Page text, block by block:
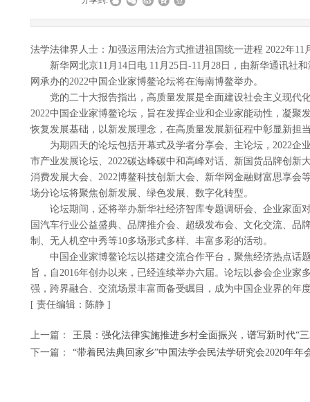
法学法律界人士：加强运用法治方式推进祖国统一进程 2022年
新华网北京11月14日电 11月25日-11月28日，由新华通讯社
网承办的2022中国企业家博鳌论坛将在海南博鳌举办。
党的二十大报告指出，高质量发展是全面建设社会主义现代
2022中国企业家博鳌论坛，旨在发挥企业和企业家能动性，凝
恢复发展基础，以新发展理念，在高质量发展新征程中彰显新担
为期四天的论坛包括开幕式及学者分享会、主论坛，2022企
市产业发展论坛、2022碳达峰碳中和高峰对话、新国货品牌创新
消费发展大会、2022博鳌科技创新大会、新华网金融财富思享会
场分论坛将聚焦创新发展、绿色发展、数字化转型。
论坛期间，还将举办新华社经济智库专题调研会、企业家面
国汽车行业公益盛典、品牌推介会、超级发布会、文化交流、
制、无人机空中秀等10多场形式多样、丰富多彩的活动。
中国企业家博鳌论坛以搭建交流合作平台，聚焦经济热点话
旨，自2016年创办以来，已经连续举办六届。论坛以参会企业
强，跨界融合、交流场景丰富而备受瞩目，成为中国企业界的年
[ 责任编辑：陈静 ]
上一篇：
王晨：强化法律实施推进乡村全面振兴，谱写新时代“
下一篇：
“带着民法典回家乡”中国法学会民法学研究会2020年年